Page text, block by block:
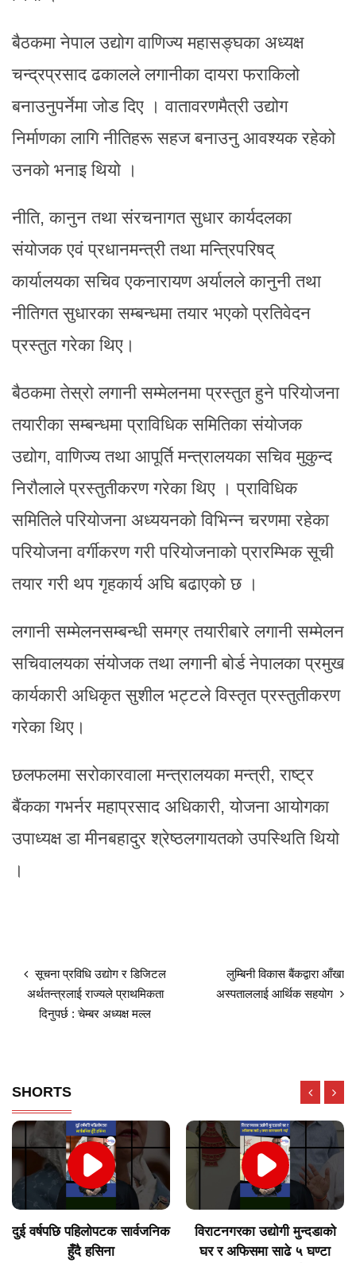
बैठकमा नेपाल उद्योग वाणिज्य महासङ्घका अध्यक्ष
चन्द्रप्रसाद ढकालले लगानीका दायरा फराकिलो
बनाउनुपर्नेमा जोड दिए । वातावरणमैत्री उद्योग
निर्माणका लागि नीतिहरू सहज बनाउनु आवश्यक रहेको
उनको भनाइ थियो ।
नीति, कानुन तथा संरचनागत सुधार कार्यदलका
संयोजक एवं प्रधानमन्त्री तथा मन्त्रिपरिषद्
कार्यालयका सचिव एकनारायण अर्यालले कानुनी तथा
नीतिगत सुधारका सम्बन्धमा तयार भएको प्रतिवेदन
प्रस्तुत गरेका थिए।
बैठकमा तेस्रो लगानी सम्मेलनमा प्रस्तुत हुने परियोजना
तयारीका सम्बन्धमा प्राविधिक समितिका संयोजक
उद्योग, वाणिज्य तथा आपूर्ति मन्त्रालयका सचिव मुकुन्द
निरौलाले प्रस्तुतीकरण गरेका थिए । प्राविधिक
समितिले परियोजना अध्ययनको विभिन्न चरणमा रहेका
परियोजना वर्गीकरण गरी परियोजनाको प्रारम्भिक सूची
तयार गरी थप गृहकार्य अघि बढाएको छ ।
लगानी सम्मेलनसम्बन्धी समग्र तयारीबारे लगानी सम्मेलन
सचिवालयका संयोजक तथा लगानी बोर्ड नेपालका प्रमुख
कार्यकारी अधिकृत सुशील भट्टले विस्तृत प्रस्तुतीकरण
गरेका थिए।
छलफलमा सरोकारवाला मन्त्रालयका मन्त्री, राष्ट्र
बैंकका गभर्नर महाप्रसाद अधिकारी, योजना आयोगका
उपाध्यक्ष डा मीनबहादुर श्रेष्ठलगायतको उपस्थिति थियो
।
सूचना प्रविधि उद्योग र डिजिटल
अर्थतन्त्रलाई राज्यले प्राथमिकता
दिनुपर्छ : चेम्बर अध्यक्ष मल्ल
लुम्बिनी विकास बैंकद्वारा आँखा
अस्पताललाई आर्थिक सहयोग
SHORTS
दुई वर्षपछि पहिलोपटक सार्वजनिक
हुँदै हसिना
विराटनगरका उद्योगी मुन्दडाको
घर र अफिसमा साढे ५ घण्टा